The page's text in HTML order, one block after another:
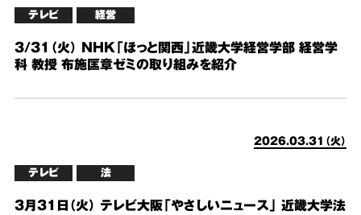
テレビ 経営
3/31（火） NHK「ほっと関西」近畿大学経営学部 経営学
科 教授 布施匡章ゼミの取り組みを紹介
2026.03.31（火）
テレビ 法
3月31日（火） テレビ大阪「やさしいニュース」 近畿大学法